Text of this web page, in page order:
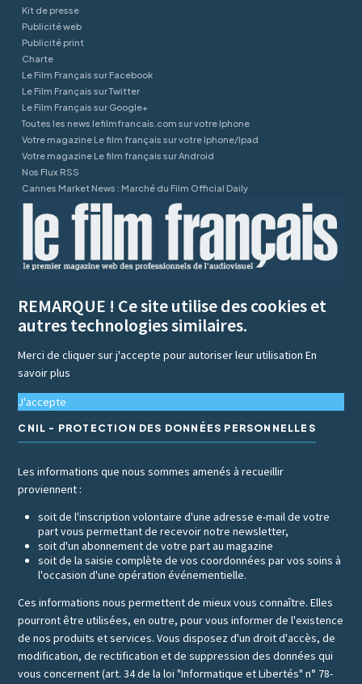
Kit de presse
Publicité web
Publicité print
Charte
Le Film Français sur Facebook
Le Film Français sur Twitter
Le Film Français sur Google+
Toutes les news lefilmfrancais.com sur votre Iphone
Votre magazine Le film français sur votre Iphone/Ipad
Votre magazine Le film français sur Android
Nos Flux RSS
Cannes Market News : Marché du Film Official Daily
REMARQUE ! Ce site utilise des cookies et
autres technologies similaires.
Merci de cliquer sur j'accepte pour autoriser leur utilisationEn
savoir plus
J'accepte
CNIL - PROTECTION DES DONNÉES PERSONNELLES
Les informations que nous sommes amenés à recueillir
proviennent :
soit de l'inscription volontaire d'une adresse e-mail de votre
part vous permettant de recevoir notre newsletter,
soit d'un abonnement de votre part au magazine
soit de la saisie complète de vos coordonnées par vos soins à
l'occasion d'une opération événementielle.
Ces informations nous permettent de mieux vous connaître. Elles
pourront être utilisées, en outre, pour vous informer de l'existence
de nos produits et services. Vous disposez d'un droit d'accès, de
modification, de rectification et de suppression des données qui
vous concernent (art. 34 de la loi "Informatique et Libertés" n° 78-